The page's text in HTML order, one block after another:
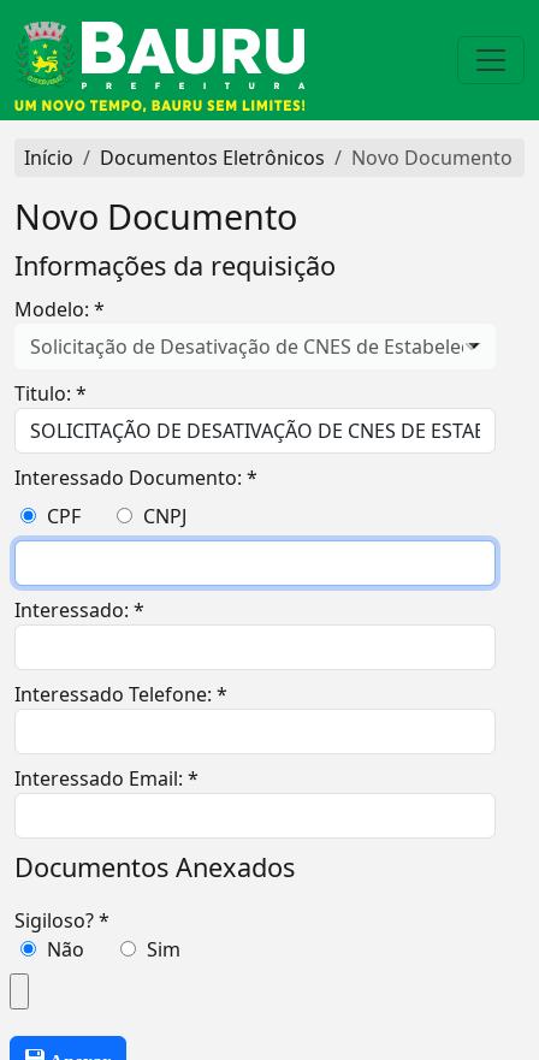
Início Documentos Eletrônicos Novo Documento
Novo Documento
Informações da requisição
Modelo: *
Solicitação de Desativação de CNES de Estabelecimento
Titulo: *
Interessado Documento: *
CPF
CNPJ
Interessado: *
Interessado Telefone: *
Interessado Email: *
Documentos Anexados
Sigiloso? *
Não
Sim